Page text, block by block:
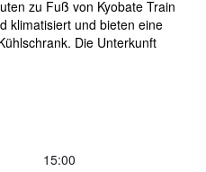
zu Fuß von Kyobate Train
klimatisiert und bieten eine
Die Unterkunft
15:00